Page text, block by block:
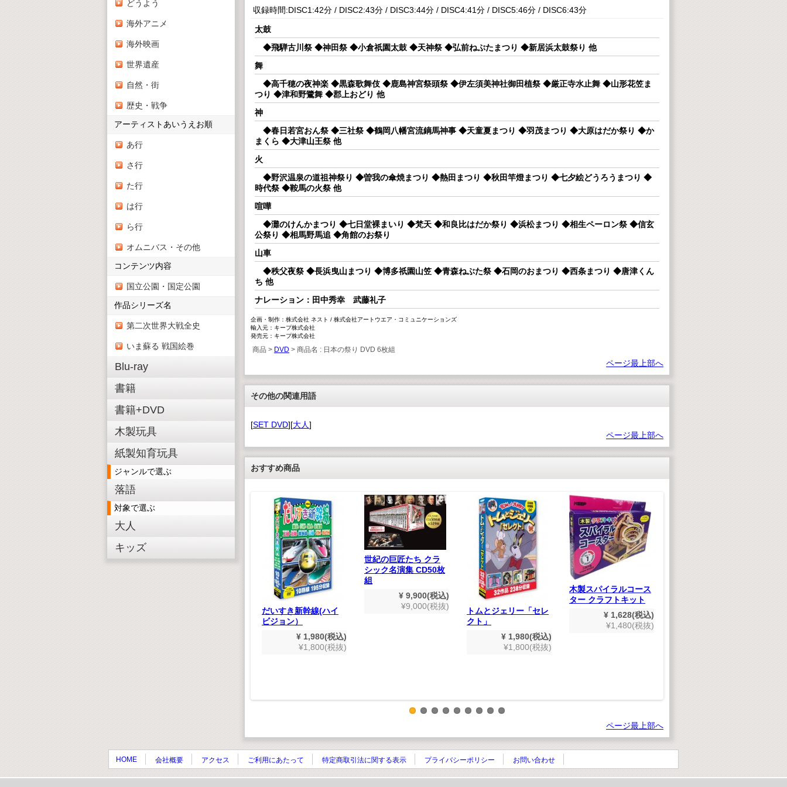
どうよう
海外アニメ
海外映画
世界遺産
自然・街
歴史・戦争
アーティストあいうえお順
あ行
さ行
た行
は行
ら行
オムニバス・その他
コンテンツ内容
国立公園・国定公園
作品シリーズ名
第二次世界大戦全史
いま蘇る 戦国絵巻
Blu-ray
書籍
書籍+DVD
木製玩具
紙製知育玩具
ジャンルで選ぶ
落語
対象で選ぶ
大人
キッズ
収録時間:DISC1:42分 / DISC2:43分 / DISC3:44分 / DISC4:41分 / DISC5:46分 / DISC6:43分
太鼓
◆飛騨古川祭 ◆神田祭 ◆小倉祇園太鼓 ◆天神祭 ◆弘前ねぷたまつり ◆新居浜太鼓祭り 他
舞
◆高千穂の夜神楽 ◆黒森歌舞伎 ◆鹿島神宮祭頭祭 ◆伊左須美神社御田植祭 ◆厳正寺水止舞 ◆山形花笠ま
つり ◆津和野鷺舞 ◆郡上おどり 他
神
◆春日若宮おん祭 ◆三社祭 ◆鶴岡八幡宮流鏑馬神事 ◆天童夏まつり ◆羽茂まつり ◆大原はだか祭り ◆か
まくら ◆大津山王祭 他
火
◆野沢温泉の道祖神祭り ◆曽我の傘焼まつり ◆熱田まつり ◆秋田竿燈まつり ◆七夕絵どうろうまつり ◆
時代祭 ◆鞍馬の火祭 他
喧嘩
◆灘のけんかまつり ◆七日堂裸まいり ◆梵天 ◆和良比はだか祭り ◆浜松まつり ◆相生ペーロン祭 ◆信玄
公祭り ◆相馬野馬追 ◆角館のお祭り
山車
◆秩父夜祭 ◆長浜曳山まつり ◆博多祇園山笠 ◆青森ねぶた祭 ◆石岡のおまつり ◆西条まつり ◆唐津くん
ち 他
ナレーション：田中秀幸 武藤礼子
企画・制作：株式会社 ネスト / 株式会社アートウエア・コミュニケーションズ
輸入元：キープ株式会社
発売元：キープ株式会社
商品 > DVD > 商品名 : 日本の祭り DVD 6枚組
ページ最上部へ
その他の関連用語
[SET DVD][大人]
ページ最上部へ
おすすめ商品
ズル ブ
税込)
税抜)
木製ピンボール式コー
スター クラフトキッ
ト
¥ 1,628(税込)
¥1,480(税抜)
ジグソーパズル おい
しいたべもの
¥ 660(税込)
¥600(税抜)
だいすき新幹線(ハイ
ビジョン）
¥ 1,980(税込)
¥1,800(税抜)
世紀の巨匠たち クラ
シック名演集 CD50枚
組
¥ 9,900(税込)
¥9,000(税抜)
トムとジェリー「セレ
クト」
¥ 1,980(税込)
¥1,800(税抜)
木製スパイラルコース
ター クラフトキット
¥ 1,628(税込)
¥1,480(税抜)
ジグソーパズル てつ
どうだいすき
¥ 660(税込)
¥600(税抜)
ト
ト
ページ最上部へ
HOME 会社概要 アクセス ご利用にあたって 特定商取引法に関する表示 プライバシーポリシー お問い合わせ